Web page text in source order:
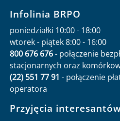
Infolinia BRPO
poniedziałki 10:00 - 18:00
wtorek - piątek 8:00 - 16:00
800 676 676- połączenie
stacjonarnych oraz
(22) 551 77 91 - połączenie
operatora
Przyjęcia